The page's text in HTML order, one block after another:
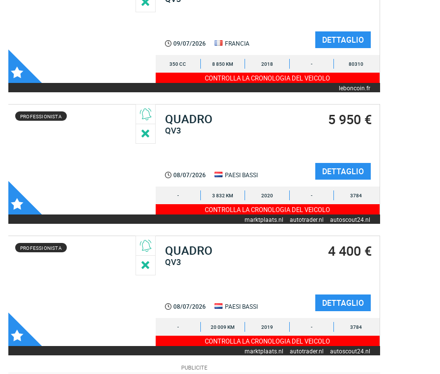
09/07/2026 FRANCIA DETTAGLIO
350 CC 8 850 KM 2018 - 80310
CONTROLLA LA CRONOLOGIA DEL VEICOLO
leboncoin.fr
PROFESSIONISTA QUADRO
QV3
5 950 €
08/07/2026 PAESI BASSI DETTAGLIO
- 3 832 KM 2020 - 3784
CONTROLLA LA CRONOLOGIA DEL VEICOLO
marktplaats.nl autotrader.nl autoscout24.nl
PROFESSIONISTA QUADRO
QV3
4 400 €
08/07/2026 PAESI BASSI DETTAGLIO
- 20 009 KM 2019 - 3784
CONTROLLA LA CRONOLOGIA DEL VEICOLO
marktplaats.nl autotrader.nl autoscout24.nl